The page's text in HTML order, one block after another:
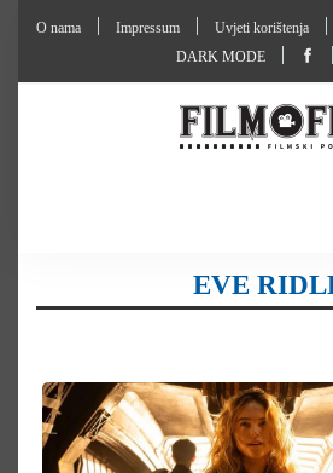
O nama Impressum Uvjeti korištenja
DARK MODE
EVE